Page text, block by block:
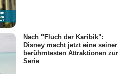
Nach "Fluch der Karibik":
Disney macht jetzt eine seiner
berühmtesten Attraktionen zur
Serie